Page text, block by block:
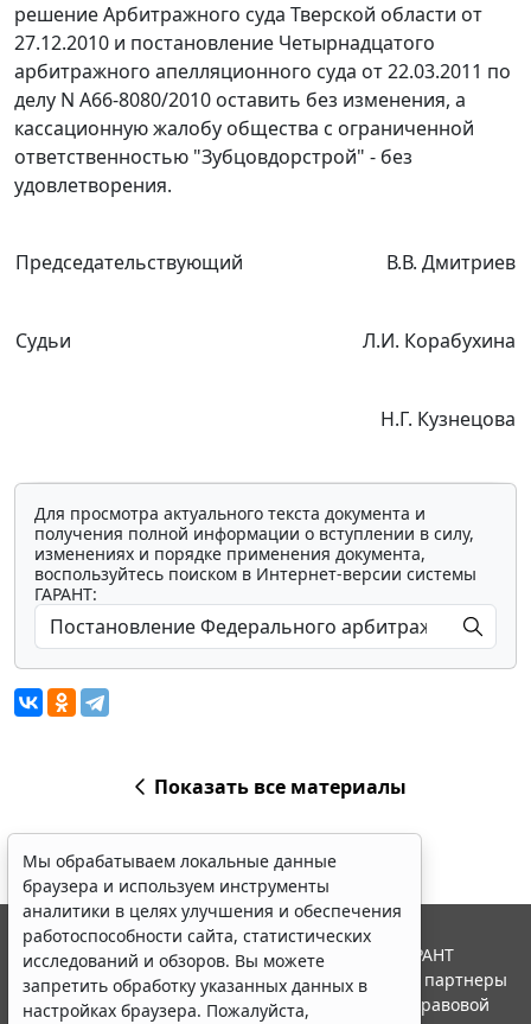
решение Арбитражного суда Тверской области от
27.12.2010 и постановление Четырнадцатого
арбитражного апелляционного суда от 22.03.2011 по
делу N А66-8080/2010 оставить без изменения, а
кассационную жалобу общества с ограниченной
ответственностью "Зубцовдорстрой" - без
удовлетворения.
Председательствующий В.В. Дмитриев
Судьи Л.И. Корабухина
Н.Г. Кузнецова
Для просмотра актуального текста документа и
получения полной информации о вступлении в силу,
изменениях и порядке применения документа,
воспользуйтесь поиском в Интернет-версии системы
ГАРАНТ:
Показать все материалы
Мы обрабатываем локальные данные
браузера и используем инструменты
аналитики в целях улучшения и обеспечения
работоспособности сайта, статистических
исследований и обзоров. Вы можете
запретить обработку указанных данных в
настройках браузера. Пожалуйста,
© ООО "НПП "ГАРАНТ-СЕРВИС", 2026. Система ГАРАНТ
выпускается с 1990 года. Компания "Гарант" и ее партнеры
являются участниками Российской ассоциации правовой